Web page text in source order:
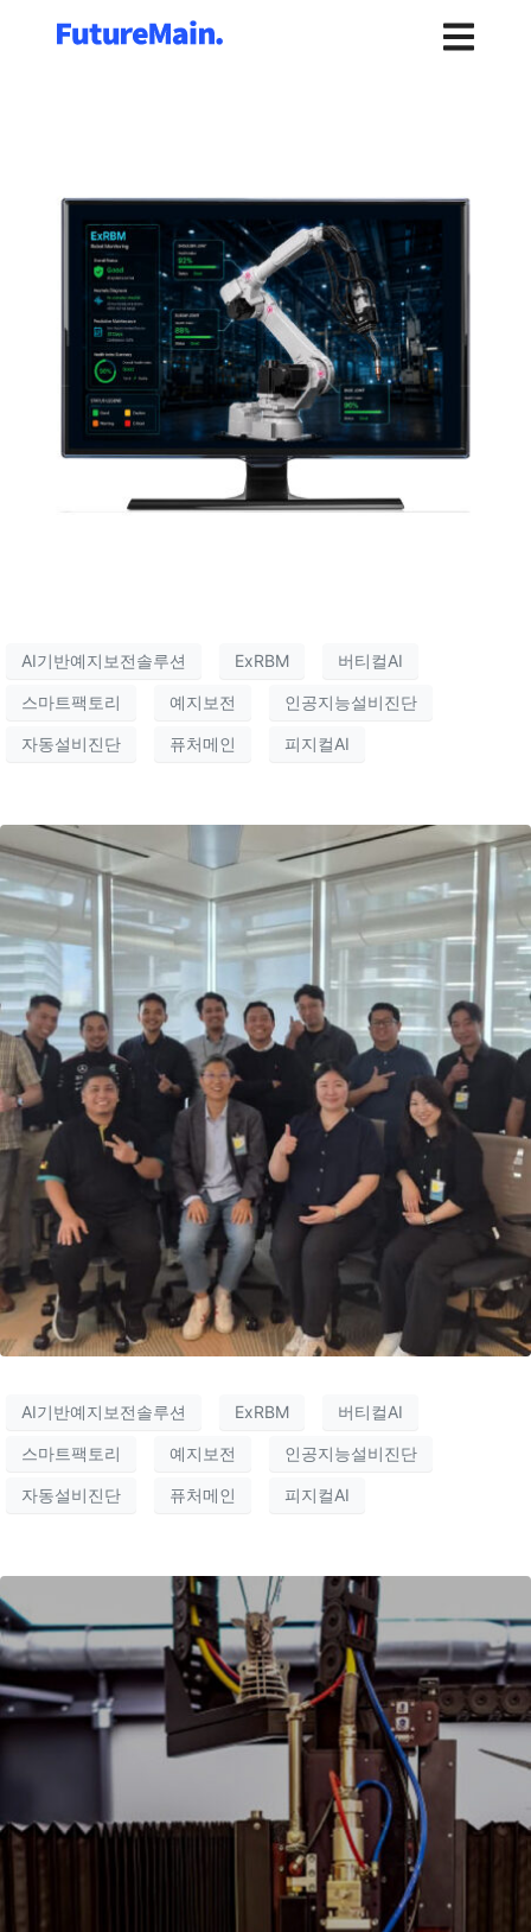
AI기반예지보전솔루션 ExRBM 버티컬AI
스마트팩토리 예지보전 인공지능설비진단
자동설비진단 퓨처메인 피지컬AI
AI기반예지보전솔루션 ExRBM 버티컬AI
스마트팩토리 예지보전 인공지능설비진단
자동설비진단 퓨처메인 피지컬AI